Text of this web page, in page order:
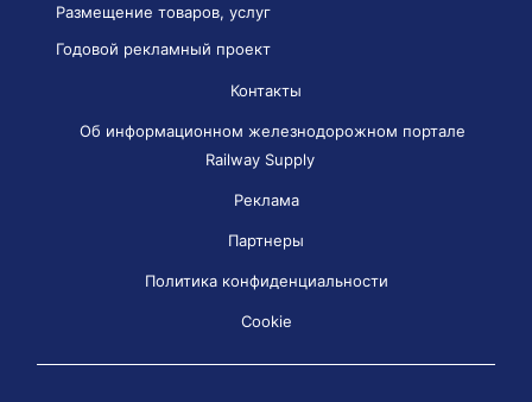
Размещение товаров, услуг
Годовой рекламный проект
Контакты
Об информационном железнодорожном портале
Railway Supply
Реклама
Партнеры
Политика конфиденциальности
Cookie